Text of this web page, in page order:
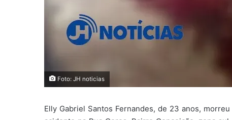
Foto: JH noticias
Elly Gabriel Santos Fernandes, de 23 anos,